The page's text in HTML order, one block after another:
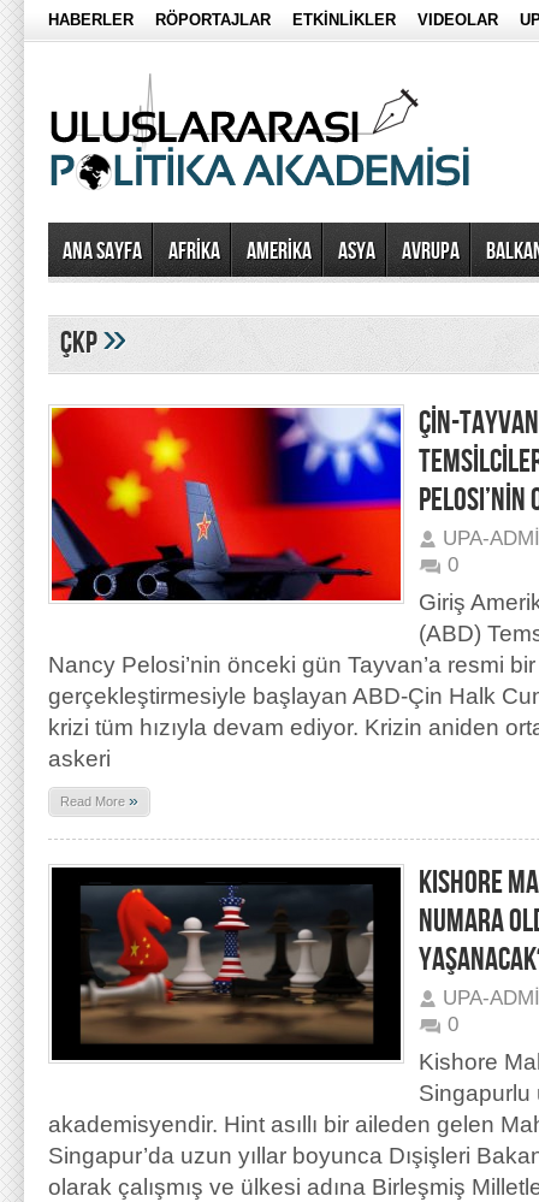
HABERLER RÖPORTAJLAR ETKİNLİKLER VIDEOLAR
Ana Sayfa AFRİKA AMERİKA ASYA AVRUPA
çkp»
ÇİN-
UPA-
0
Giriş
(ABD)
Nancy Pelosi’nin önceki gün Tayvan’a resmi
gerçekleştirmesiyle başlayan ABD-Çin Halk
krizi tüm hızıyla devam ediyor. Krizin aniden
askeri
Read More »
KISHORE
NUMARA
UPA-
0
Kishore
Singapurlu
akademisyendir. Hint asıllı bir aileden gelen
Singapur’da uzun yıllar boyunca Dışişleri
olarak çalışmış ve ülkesi adına Birleşmiş